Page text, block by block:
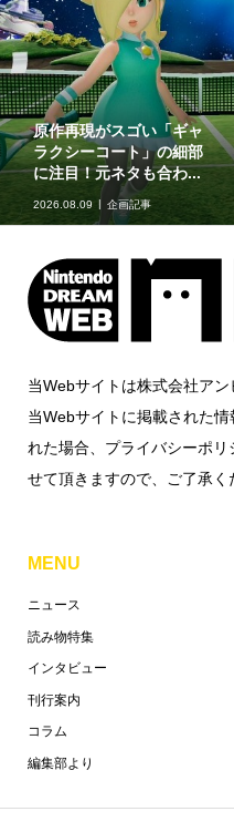
長さ30cmの可動式
「ポケモンプラモコ
ション セレクトシリ
2026.08.08 グッズ情報
当Webサイトは株式会社アン
当Webサイトに掲載された
れた場合、プライバシーポ
せて頂きますので、ご了承く
MENU
ニュース
読み物特集
インタビュー
刊行案内
コラム
編集部より